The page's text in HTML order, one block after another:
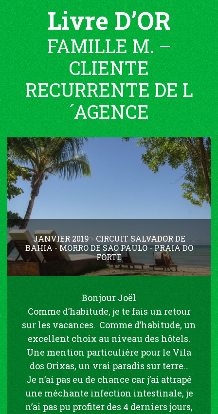
Livre D’OR
FAMILLE M. –
CLIENTE
RECURRENTE DE L
´AGENCE
JANVIER 2019 - CIRCUIT SALVADOR DE
BAHIA - MORRO DE SAO PAULO - PRAIA DO
FORTE
Bonjour Joël
Comme d’habitude, je te fais un retour
sur les vacances. Comme d’habitude, un
excellent choix au niveau des hôtels.
Une mention particulière pour le Vila
dos Orixas, un vrai paradis sur terre…
Je n’ai pas eu de chance car j’ai attrapé
une méchante infection intestinale, je
n’ai pas pu profiter des 4 derniers jours,